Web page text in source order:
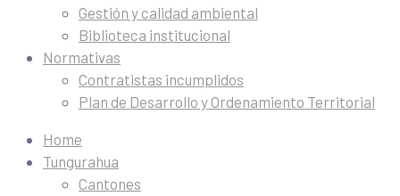
Gestión y calidad ambiental
Biblioteca institucional
Normativas
Contratistas incumplidos
Plan de Desarrollo y Ordenamiento Territorial
Home
Tungurahua
Cantones